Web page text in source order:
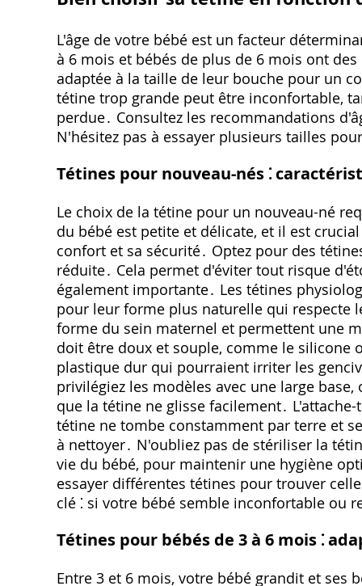
L'âge de votre bébé est un facteur
à 6 mois et bébés de plus de 6 mois ont
adaptée à la taille de leur bouche pour un
tétine trop grande peut être inconfortable,
perdue․ Consultez les recommandations
N'hésitez pas à essayer plusieurs tailles
Tétines pour nouveau-nés ⁚
Le choix de la tétine pour un nouveau-né
du bébé est petite et délicate, et il est
confort et sa sécurité․ Optez pour des
réduite․ Cela permet d'éviter tout risque
également importante․ Les tétines
pour leur forme plus naturelle qui respecte
forme du sein maternel et permettent une
doit être doux et souple, comme le silicone
plastique dur qui pourraient irriter les
privilégiez les modèles avec une large
que la tétine ne glisse facilement․
tétine ne tombe constamment par terre et
à nettoyer․ N'oubliez pas de stériliser la
vie du bébé, pour maintenir une hygiène
essayer différentes tétines pour trouver
clé ⁚ si votre bébé semble inconfortable ou
Tétines pour bébés de 3 à 6 mois ⁚
Entre 3 et 6 mois, votre bébé grandit et ses